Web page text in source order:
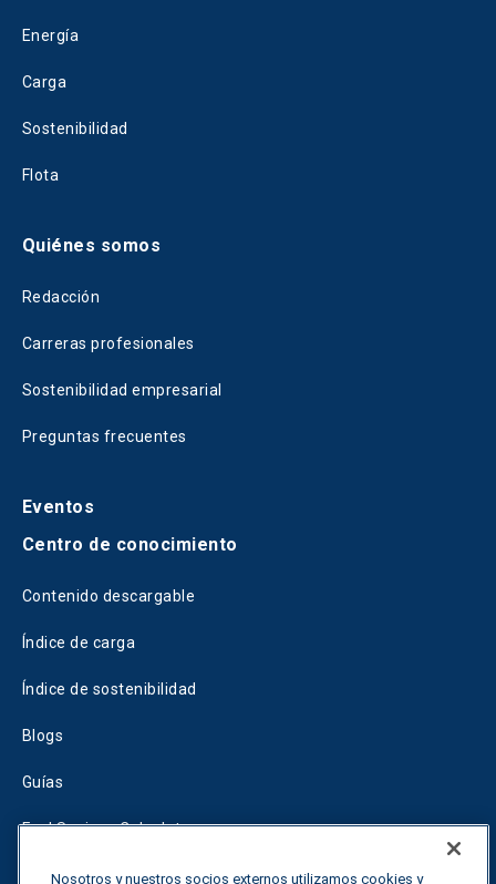
Energía
Carga
Sostenibilidad
Flota
Quiénes somos
Redacción
Carreras profesionales
Sostenibilidad empresarial
Preguntas frecuentes
Eventos
Centro de conocimiento
Contenido descargable
Índice de carga
Índice de sostenibilidad
Blogs
Guías
Fuel Savings Calculator
Calculadora de optimización del transporte
Nosotros y nuestros socios externos utilizamos cookies y